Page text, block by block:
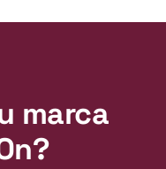
marca